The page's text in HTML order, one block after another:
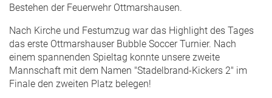
Bestehen der Feuerwehr Ottmarshausen.
Nach Kirche und Festumzug war das Highlight des Tages
das erste Ottmarshauser Bubble Soccer Turnier. Nach
einem spannenden Spieltag konnte unsere zweite
Mannschaft mit dem Namen "Stadelbrand-Kickers 2" im
Finale den zweiten Platz belegen!